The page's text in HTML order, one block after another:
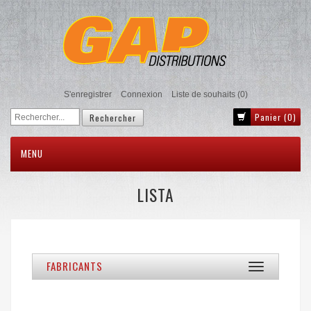
S'enregistrer Connexion Liste de souhaits (0)
Panier (0)
MENU
LISTA
Toggle
navigation
FABRICANTS